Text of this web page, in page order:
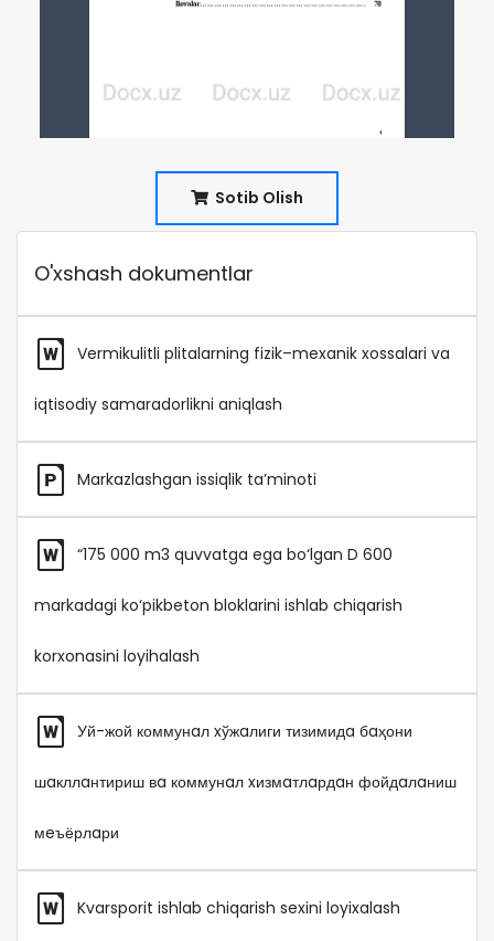
Sotib Olish
O'xshash dokumentlar
Vermikulitli plitalarning fizik–mexanik xossalari va
iqtisodiy samaradorlikni aniqlash
Markazlashgan issiqlik ta’minoti
“175 000 m3 quvvatga ega bo‘lgan D 600
markadagi ko‘pikbeton bloklarini ishlab chiqarish
korxonasini loyihalash
Уй-жой коммунaл xўжaлиги тизимидa бaҳони
шaкллaнтириш вa коммунaл xизмaтлaрдaн фойдaлaниш
мeъёрлaри
Kvarsporit ishlab chiqarish sexini loyixalash